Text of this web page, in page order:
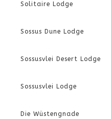
Solitaire Lodge
Sossus Dune Lodge
Sossusvlei Desert Lodge
Sossusvlei Lodge
Die Wüstengnade